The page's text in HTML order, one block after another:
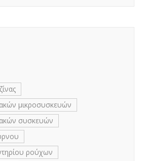
μικροσυσκευών
συσκευών
ρούχων